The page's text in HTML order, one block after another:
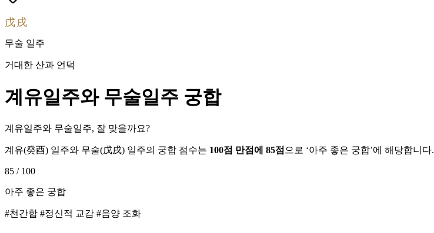
戊戌
무술 일주
거대한 산과 언덕
계유일주와 무술일주 궁합
계유일주와 무술일주, 잘 맞을까요?
계유(癸酉) 일주와 무술(戊戌) 일주의 궁합 점수는 100점 만점에 85점 으로 ‘아주 좋은 궁합’에 해당합니다.
85 / 100
아주 좋은 궁합
#천간합 #정신적 교감 #음양 조화